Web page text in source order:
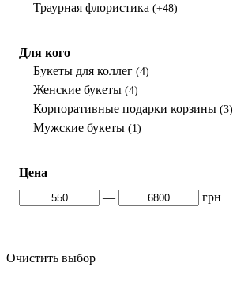
Траурная флористика (+48)
Для кого
Букеты для коллег (4)
Женские букеты (4)
Корпоративные подарки корзины (3)
Мужские букеты (1)
Цена
—
грн
Очистить выбор